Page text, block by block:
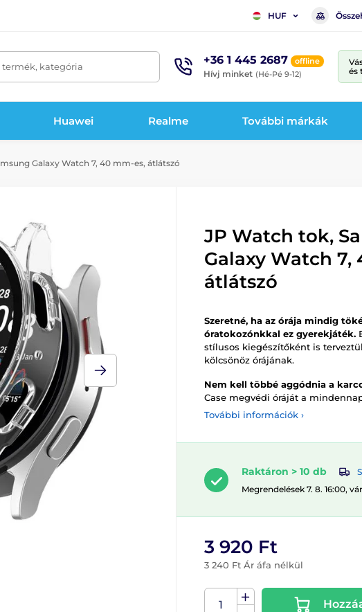
HUF
termék, kategória +36 1 445 2687 offline
Hívj minket (Hé-Pé 9-12)
és
Huawei Realme További márkák
Galaxy Watch 7, 40 mm-es, átlátszó
JP Watch tok,
Galaxy Watch 7,
átlátszó
Szeretné, ha az órája mindig
óratokozónkkal ez gyerekjáték.
stílusos kiegészítőként is
kölcsönöz órájának.
Nem kell többé aggódnia a
Case megvédi óráját a
További információk ›
Raktáron > 10 db
Megrendelések 7. 8. 16:00,
3 920 Ft
3 240 Ft Ár áfa nélkül